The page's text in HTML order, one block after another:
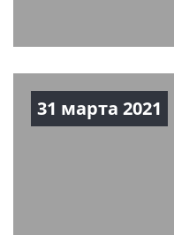
31 марта 2021